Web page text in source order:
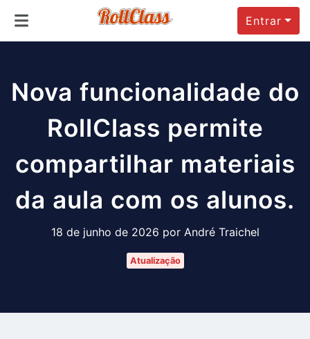
Entrar
Nova funcionalidade do
RollClass permite
compartilhar materiais
da aula com os alunos.
18 de junho de 2026 por André Traichel
Atualização